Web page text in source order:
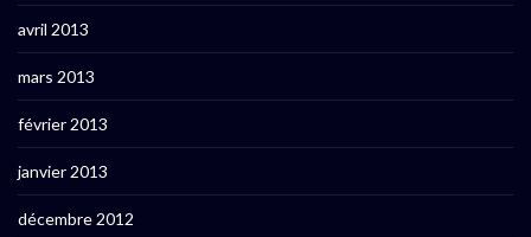
avril 2013
mars 2013
février 2013
janvier 2013
décembre 2012